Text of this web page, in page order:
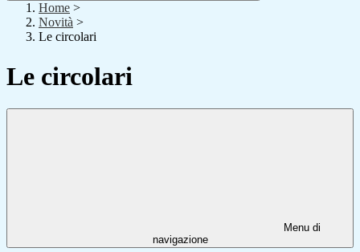
Home >
Novità >
Le circolari
Le circolari
Menu di
navigazione